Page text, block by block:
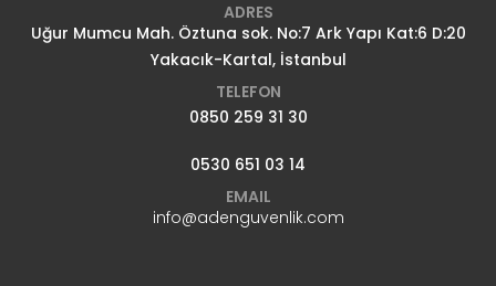
ADRES
Uğur Mumcu Mah. Öztuna sok. No:7 Ark Yapı Kat:6 D:20
Yakacık-Kartal, İstanbul
TELEFON
0850 259 31 30
0530 651 03 14
EMAIL
info@adenguvenlik.com